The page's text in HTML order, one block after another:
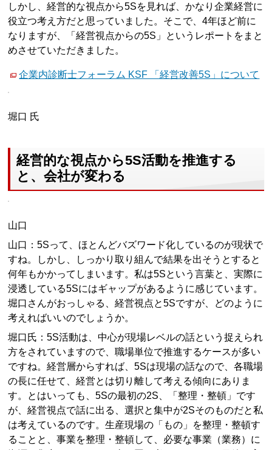
しかし、経営的な視点から5Sを見れば、かなり企業経営に
役立つ考え方だと思っていました。そこで、4年ほど前に
なりますが、「経営視点からの5S」というレポートをまと
めさせていただきました。
企業内診断士フォーラム KSF 「経営改善5S」について
堀口 氏
経営的な視点から5S活動を推進する
と、会社が変わる
山口
山口：5Sって、ほとんどバズワード化しているのが現状で
すね。しかし、しっかり取り組んで結果を出そうとすると
何年もかかってしまいます。私は5Sという言葉と、実際に
浸透している5Sにはギャップがあるように感じています。
堀口さんがおっしゃる、経営視点と5Sですが、どのように
考えればいいのでしょうか。
堀口氏：5S活動は、中心が現場レベルの話という捉えられ
方をされていますので、職場単位で推進するケースが多い
ですね。経営層からすれば、5Sは現場の話なので、各職場
の長に任せて、経営とは切り離して考える傾向にありま
す。とはいっても、5Sの最初の2S、「整理・整頓」です
が、経営視点で話に出る、選択と集中が2Sそのものだと私
は考えているのです。生産現場の「もの」を整理・整頓す
ることと、事業を整理・整頓して、必要な事業（業務）に